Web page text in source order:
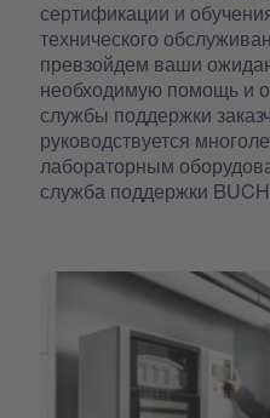
сертификации и
технического
превзойдем ваши
необходимую помощь и
службы поддержки
руководствуется
лабораторным
служба поддержки